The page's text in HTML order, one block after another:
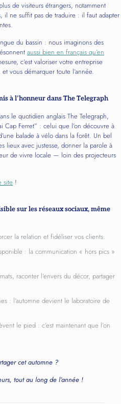
de visiteurs étrangers, notamment
il ne suffit pas de traduire : il faut adapter
du bassin : nous imaginons des
aussi bien en français qu’en
c’est valoriser votre entreprise
vous démarquer toute l’année.
à l’honneur dans The Telegraph
le quotidien anglais The Telegraph,
Cap Ferret” : celui que l’on découvre à
balade à vélo dans la forêt. Un bel
lieux avec justesse, donner la parole à
de vivre locale — loin des projecteurs
site !
sur les réseaux sociaux, même
la relation et fidéliser vos clients.
: la communication « hors pics »
raconter l’envers du décor, partager
: l’automne devient le laboratoire de
le pied : c’est maintenant que l’on
cet automne ?
tout au long de l’année !